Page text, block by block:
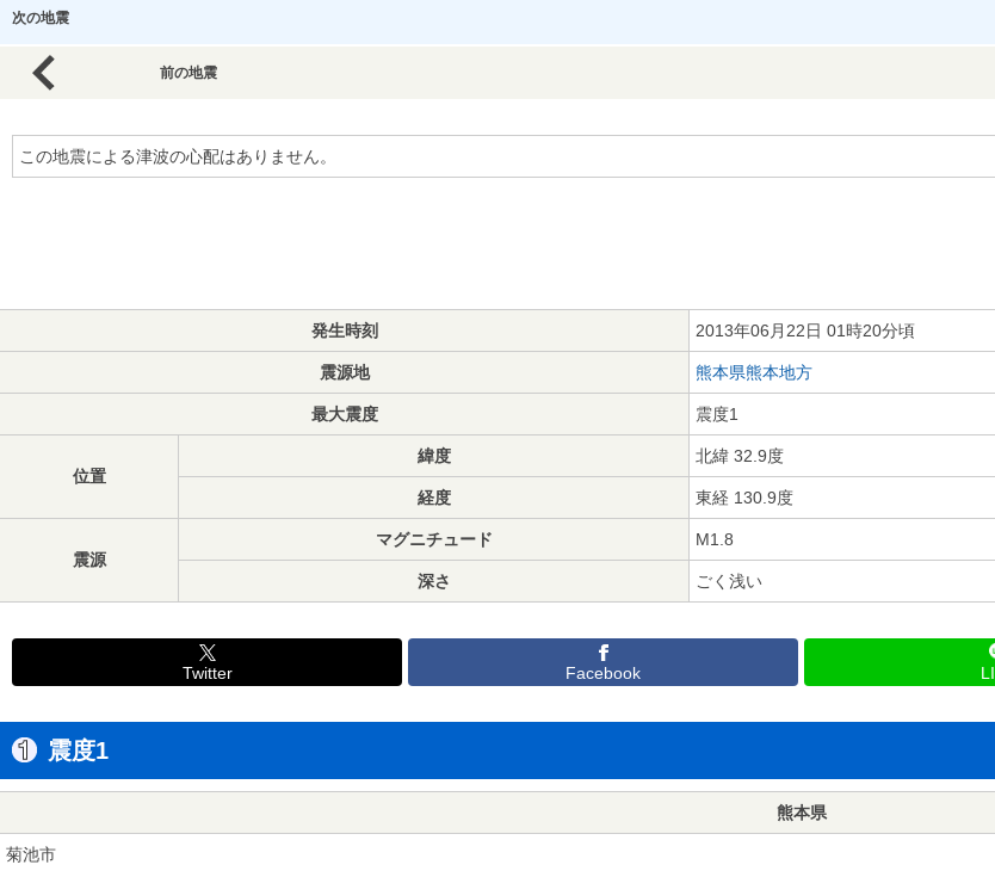
次の地震
前の地震
この地震による津波の心配はありません。
発生時刻 2013年06月22日 01時20分頃
震源地 熊本県熊本地方
最大震度 震度1
位置
緯度 北緯 32.9度
経度 東経 130.9度
震源
マグニチュード M1.8
深さ ごく浅い
Twitter Facebook
震度1
熊本県
菊池市